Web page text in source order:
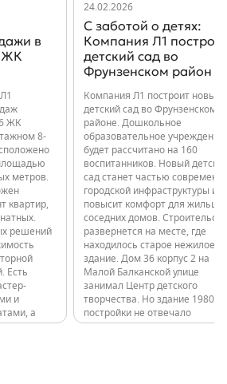
в
ЖК
6 ЖК
8-
метров.
квартир,
решений
Есть
и
а
на
24.02.2026
С заботой о детях:
Компания Л1
детский сад во
Фрунзенском район
Компания Л1 построит новый
детский сад во Фрунзенском
районе. Дошкольное
образовательное учреждение
будет рассчитано на 160
воспитанников. Новый
сад станет частью
городской инфраструктуры и
повысит комфорт для жильцов
соседних домов.
развернется на месте, где
находилось старое нежилое
здание. Дом 36 корпус 2 на
Малой Балканской улице
занимал Центр детского
творчества. Но здание 1980
постройки не отвечало
современным требованиям